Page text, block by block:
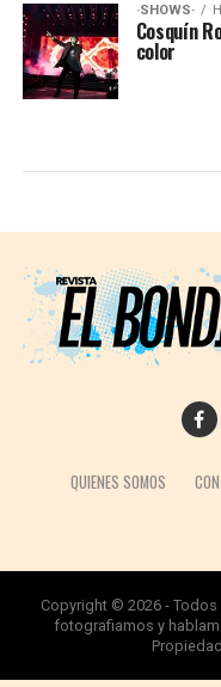
·SHOWS·
Cosquín
color
QUIENES SOMOS
Copyright © 2026 -
fotografiamos y